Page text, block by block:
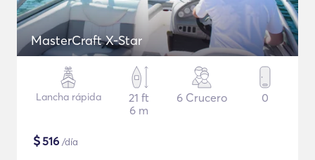
MasterCraft X-Star
Lancha rápida
21 ft
6 m
6 Crucero 0
$516 /día